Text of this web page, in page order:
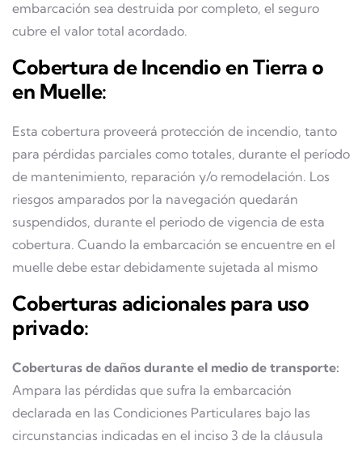
embarcación sea destruida por completo, el seguro
cubre el valor total acordado.
Cobertura de Incendio en Tierra o
en Muelle:
Esta cobertura proveerá protección de incendio, tanto
para pérdidas parciales como totales, durante el período
de mantenimiento, reparación y/o remodelación. Los
riesgos amparados por la navegación quedarán
suspendidos, durante el periodo de vigencia de esta
cobertura. Cuando la embarcación se encuentre en el
muelle debe estar debidamente sujetada al mismo
Coberturas adicionales para uso
privado:
Coberturas de daños durante el medio de transporte:
Ampara las pérdidas que sufra la embarcación
declarada en las Condiciones Particulares bajo las
circunstancias indicadas en el inciso 3 de la cláusula